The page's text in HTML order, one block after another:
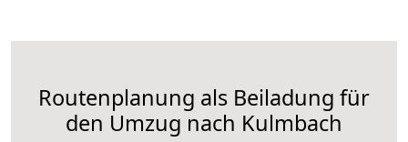
Routenplanung als Beiladung für
den Umzug nach Kulmbach